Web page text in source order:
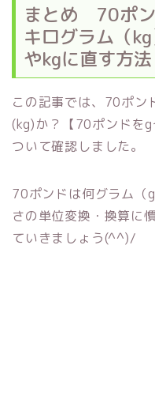
まとめ 70ポン
キログラム（
やkgに直す方法
この記事では、70ポン
(kg)か？【70ポンドを
ついて確認しました。
70ポンドは何グラム（
さの単位変換・換算に
ていきましょう(^^)/